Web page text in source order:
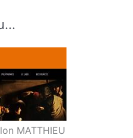
MATTHIEU